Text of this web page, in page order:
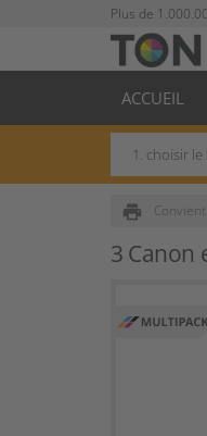
Plus de
ACCUEIL
print
3 Canon